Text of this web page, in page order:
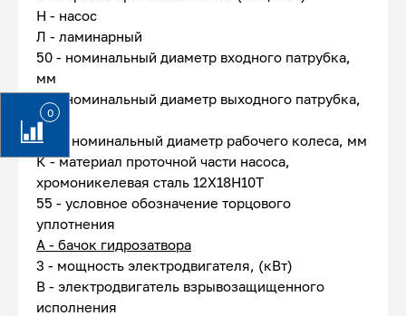
0
Н - насос
Л - ламинарный
50 - номинальный диаметр входного патрубка,
мм
50 - номинальный диаметр выходного патрубка,
мм
150 - номинальный диаметр рабочего колеса, мм
К - материал проточной части насоса,
хромоникелевая сталь 12Х18Н10Т
55 - условное обозначение торцового
уплотнения
А - бачок гидрозатвора
3 - мощность электродвигателя, (кВт)
В - электродвигатель взрывозащищенного
исполнения